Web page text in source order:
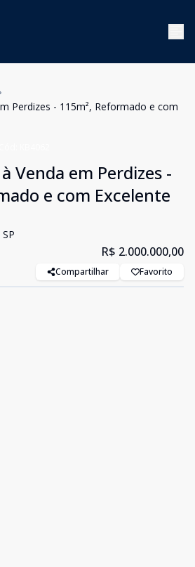
Perdizes - 115m², Reformado e com
Venda em Perdizes -
e com Excelente
R$ 2.000.000,00
Compartilhar Favorito